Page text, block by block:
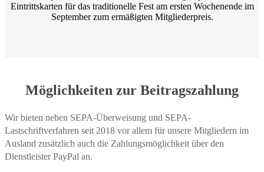
Eintrittskarten für das traditionelle Fest am ersten Wochenende im
September zum ermäßigten Mitgliederpreis.
Möglichkeiten zur Beitragszahlung
Wir bieten neben SEPA-Überweisung und SEPA-
Lastschriftverfahren seit 2018 vor allem für unsere Mitgliedern im
Ausland zusätzlich auch die Zahlungsmöglichkeit über den
Dienstleister PayPal an.